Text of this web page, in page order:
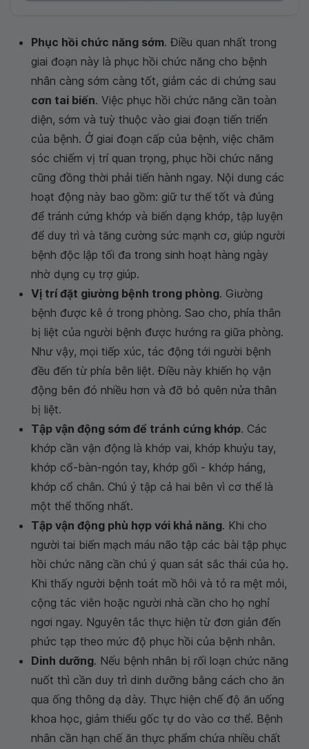
Phục hồi chức năng sớm. Điều quan nhất trong
giai đoạn này là phục hồi chức năng cho bệnh
nhân càng sớm càng tốt, giảm các di chứng sau
cơn tai biến. Việc phục hồi chức năng cần toàn
diện, sớm và tuỳ thuộc vào giai đoạn tiến triển
của bệnh. Ở giai đoạn cấp của bệnh, việc chăm
sóc chiếm vị trí quan trọng, phục hồi chức năng
cũng đồng thời phải tiến hành ngay. Nội dung các
hoạt động này bao gồm: giữ tư thế tốt và đúng
để tránh cứng khớp và biến dạng khớp, tập luyện
để duy trì và tăng cường sức mạnh cơ, giúp người
bệnh độc lập tối đa trong sinh hoạt hàng ngày
nhờ dụng cụ trợ giúp.
Vị trí đặt giường bệnh trong phòng. Giường
bệnh được kê ở trong phòng. Sao cho, phía thân
bị liệt của người bệnh được hướng ra giữa phòng.
Như vậy, mọi tiếp xúc, tác động tới người bệnh
đều đến từ phía bên liệt. Điều này khiến họ vận
động bên đó nhiều hơn và đỡ bỏ quên nửa thân
bị liệt.
Tập vận động sớm để tránh cứng khớp. Các
khớp cần vận động là khớp vai, khớp khuỷu tay,
khớp cổ-bàn-ngón tay, khớp gối - khớp háng,
khớp cổ chân. Chú ý tập cả hai bên vì cơ thể là
một thể thống nhất.
Tập vận động phù hợp với khả năng. Khi cho
người tai biến mạch máu não tập các bài tập phục
hồi chức năng cần chú ý quan sát sắc thái của họ.
Khi thấy người bệnh toát mồ hôi và tỏ ra mệt mỏi,
cộng tác viên hoặc người nhà cần cho họ nghỉ
ngơi ngay. Nguyên tắc thực hiện từ đơn giản đến
phức tạp theo mức độ phục hồi của bệnh nhân.
Dinh dưỡng. Nếu bệnh nhân bị rối loạn chức năng
nuốt thì cần duy trì dinh dưỡng bằng cách cho ăn
qua ống thông dạ dày. Thực hiện chế độ ăn uống
khoa học, giảm thiểu gốc tự do vào cơ thể. Bệnh
nhân cần hạn chế ăn thực phẩm chứa nhiều chất